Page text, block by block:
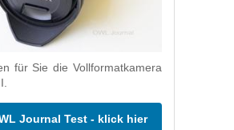
für Sie die Vollformatkamera
Journal Test - klick hier